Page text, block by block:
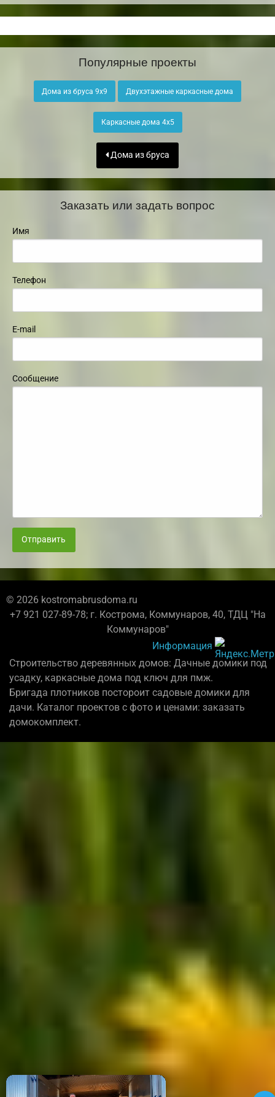
Популярные проекты
Дома из бруса 9х9 Двухэтажные каркасные дома
Каркасные дома 4х5
Дома из бруса
Заказать или задать вопрос
Имя
Телефон
E-mail
Сообщение
Отправить
© 2026 kostromabrusdoma.ru
+7 921 027-89-78; г. Кострома, Коммунаров, 40, ТДЦ "На
Коммунаров"
Информация
Строительство деревянных домов: Дачные домики под
усадку, каркасные дома под ключ для пмж.
Бригада плотников постороит садовые домики для
дачи. Каталог проектов с фото и ценами: заказать
домокомплект.